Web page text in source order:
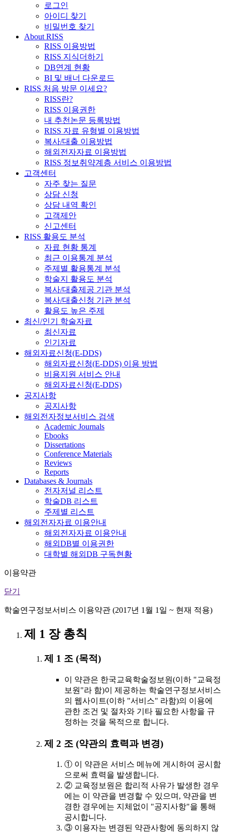
로그인
아이디 찾기
비밀번호 찾기
About RISS
RISS 이용방법
RISS 지식더하기
DB연계 현황
BI 및 배너 다운로드
RISS 처음 방문 이세요?
RISS란?
RISS 이용권한
내 추천논문 등록방법
RISS 자료 유형별 이용방법
복사/대출 이용방법
해외전자자료 이용방법
RISS 정보취약계층 서비스 이용방법
고객센터
자주 찾는 질문
상담 신청
상담 내역 확인
고객제안
신고센터
RISS 활용도 분석
자료 현황 통계
최근 이용통계 분석
주제별 활용통계 분석
학술지 활용도 분석
복사/대출제공 기관 분석
복사/대출신청 기관 분석
활용도 높은 주제
최신/인기 학술자료
최신자료
인기자료
해외자료신청(E-DDS)
해외자료신청(E-DDS) 이용 방법
비용지원 서비스 안내
해외자료신청(E-DDS)
공지사항
공지사항
해외전자정보서비스 검색
Academic Journals
Ebooks
Dissertations
Conference Materials
Reviews
Reports
Databases & Journals
전자저널 리스트
학술DB 리스트
주제별 리스트
해외전자자료 이용안내
해외전자자료 이용안내
해외DB별 이용권한
대학별 해외DB 구독현황
이용약관
닫기
학술연구정보서비스 이용약관 (2017년 1월 1일 ~ 현재 적용)
제 1 장 총칙
제 1 조 (목적)
이 약관은 한국교육학술정보원(이하 "교육정
보원"라 함)이 제공하는 학술연구정보서비스
의 웹사이트(이하 "서비스" 라함)의 이용에
관한 조건 및 절차와 기타 필요한 사항을 규
정하는 것을 목적으로 합니다.
제 2 조 (약관의 효력과 변경)
① 이 약관은 서비스 메뉴에 게시하여 공시함
으로써 효력을 발생합니다.
② 교육정보원은 합리적 사유가 발생한 경우
에는 이 약관을 변경할 수 있으며, 약관을 변
경한 경우에는 지체없이 "공지사항"을 통해
공시합니다.
③ 이용자는 변경된 약관사항에 동의하지 않